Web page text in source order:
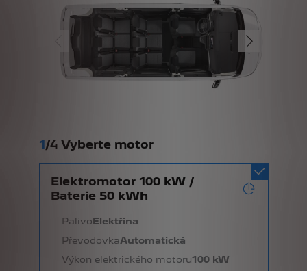
1/4 Vyberte motor
Elektromotor 100 kW /
Baterie 50 kWh
PalivoElektřina
PřevodovkaAutomatická
Výkon elektrického motoru100 kW